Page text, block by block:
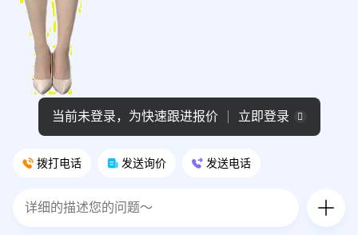
拨打电话 发送询价 发送电话
当前未登录，为快速跟进报价 立即登录